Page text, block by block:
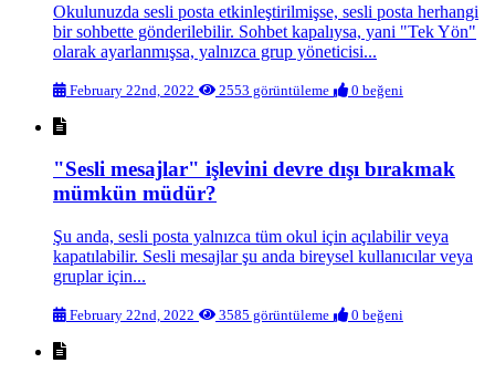
Okulunuzda sesli posta etkinleştirilmişse, sesli posta herhangi
bir sohbette gönderilebilir. Sohbet kapalıysa, yani "Tek Yön"
olarak ayarlanmışsa, yalnızca grup yöneticisi...
February 22nd, 2022 2553 görüntüleme 0 beğeni
"Sesli mesajlar" işlevini devre dışı bırakmak
mümkün müdür?
Şu anda, sesli posta yalnızca tüm okul için açılabilir veya
kapatılabilir. Sesli mesajlar şu anda bireysel kullanıcılar veya
gruplar için...
February 22nd, 2022 3585 görüntüleme 0 beğeni